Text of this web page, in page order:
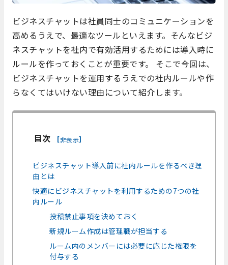
ビジネスチャットは社員同士のコミュニケーションを
高めるうえで、最適なツールといえます。そんなビジ
ネスチャットを社内で有効活用するためには導入時に
ルールを作っておくことが重要です。 そこで今回は、
ビジネスチャットを運用するうえでの社内ルールや作
らなくてはいけない理由について紹介します。
目次 [非表示]
ビジネスチャット導入前に社内ルールを作るべき理
由とは
快適にビジネスチャットを利用するための7つの社
内ルール
投稿禁止事項を決めておく
新規ルーム作成は管理職が担当する
ルーム内のメンバーには必要に応じた権限を
付与する